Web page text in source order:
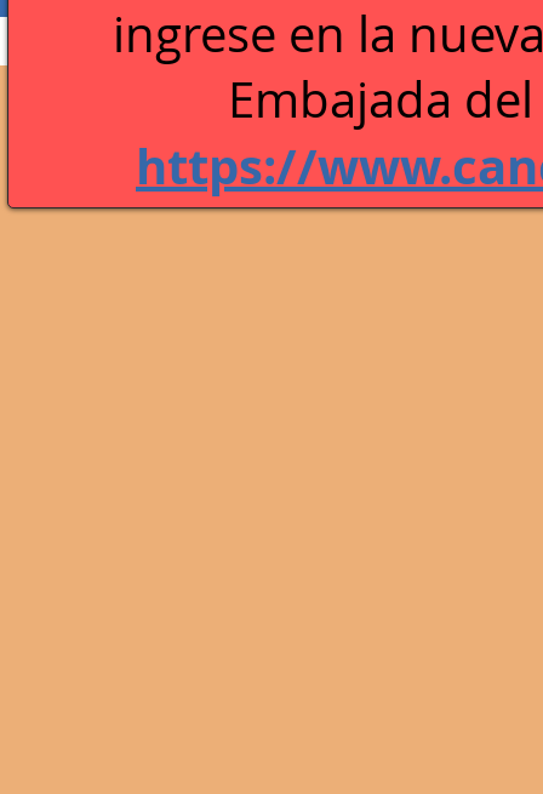
Blog Comments Blog Likes
ingrese en la n
Embajada
https://